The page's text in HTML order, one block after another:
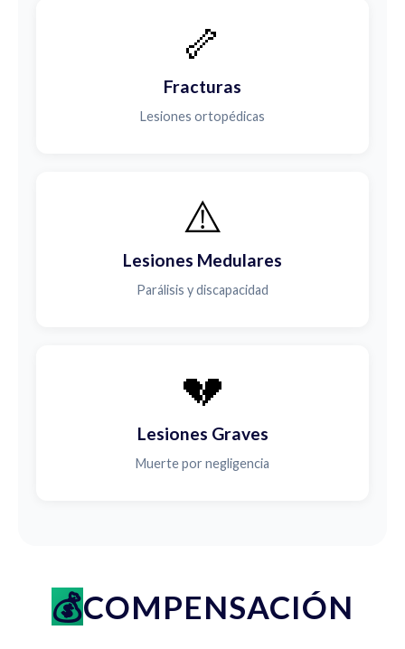
🦴
Fracturas
Lesiones ortopédicas
⚠️
Lesiones Medulares
Parálisis y discapacidad
💔
Lesiones Graves
Muerte por negligencia
COMPENSACIÓN